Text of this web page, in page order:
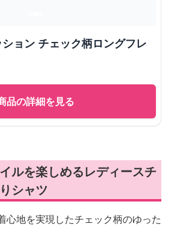
ョン チェック柄ロングフレ
品の詳細を見る
ルを楽しめるレディースチ
シャツ
心地を実現したチェック柄のゆった